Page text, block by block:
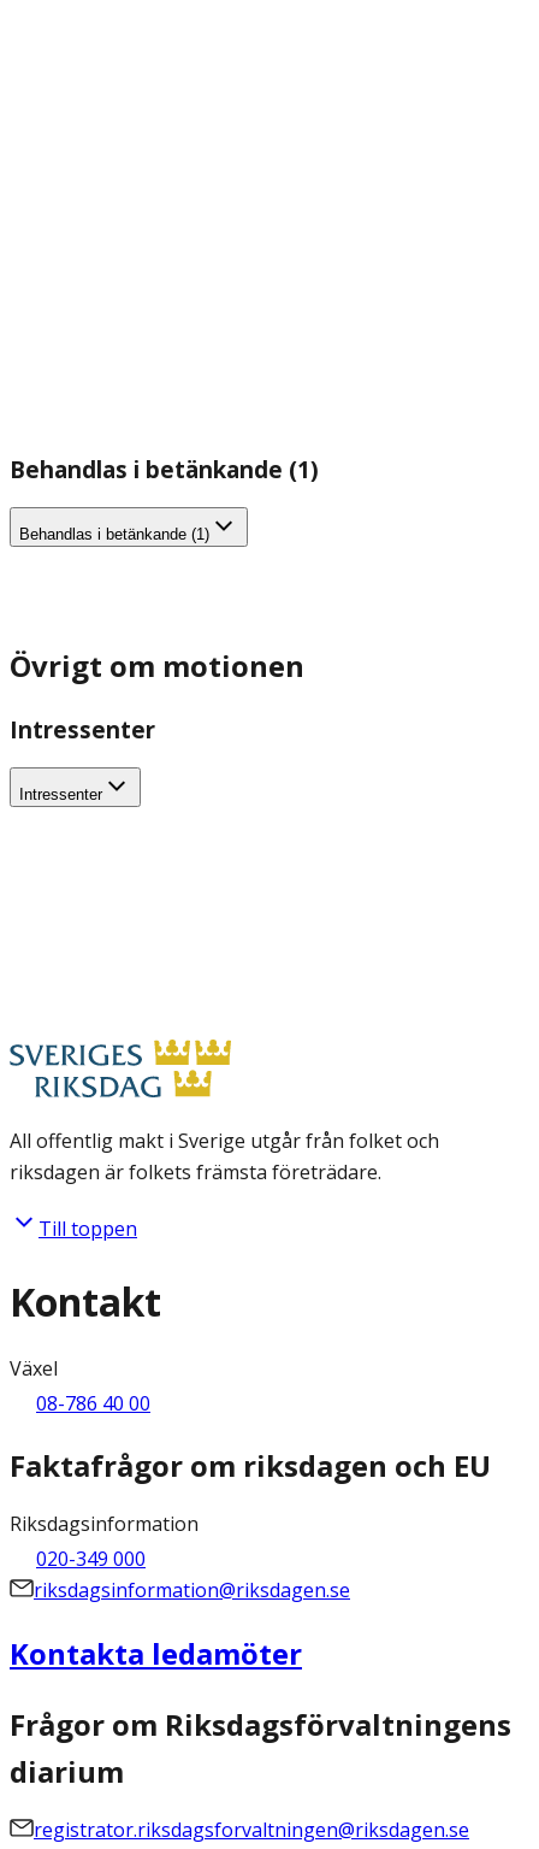
Behandlas i betänkande (1)
Behandlas i betänkande (1)
Övrigt om motionen
Intressenter
Intressenter
All offentlig makt i Sverige utgår från folket och
riksdagen är folkets främsta företrädare.
Till toppen
Kontakt
Växel
08-786 40 00
Faktafrågor om riksdagen och EU
Riksdagsinformation
020-349 000
riksdagsinformation@riksdagen.se
Kontakta ledamöter
Frågor om Riksdagsförvaltningens
diarium
registrator.riksdagsforvaltningen@riksdagen.se